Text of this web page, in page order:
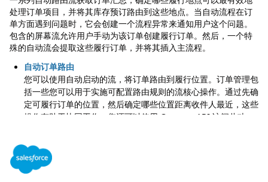
处理订单项目，并将其库存预订路由到这些地点。当自动流程在订
单方面遇到问题时，它会创建一个流程异常来通知用户这个问题。
包含的屏幕流允许用户手动为该订单创建履行订单。然后，一个特
殊的自动流会提取这些履行订单，并将其插入主流程。
自动订单路由
您可以使用自动启动的流，将订单路由到履行位置。订单管理包
括一些您可以用于实施可配置路由规则的流核心操作。通过先确
定可履行订单的位置，然后确定哪些位置距离收件人最近，这些
操作有助于协同工作。您还可以使用 Connect API 访问此功
使用全方位清单路由
如果您正在使用全方位清单，您可以将流核心操作与路由逻辑结
合起来，以创建并管理作为履行流程的一部分的预订。